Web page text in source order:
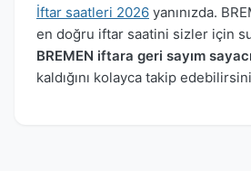
İftar saatleri 2026 yanınızda.
en doğru iftar saatini sizler için
BREMEN iftara geri sayım sayacı
kaldığını kolayca takip